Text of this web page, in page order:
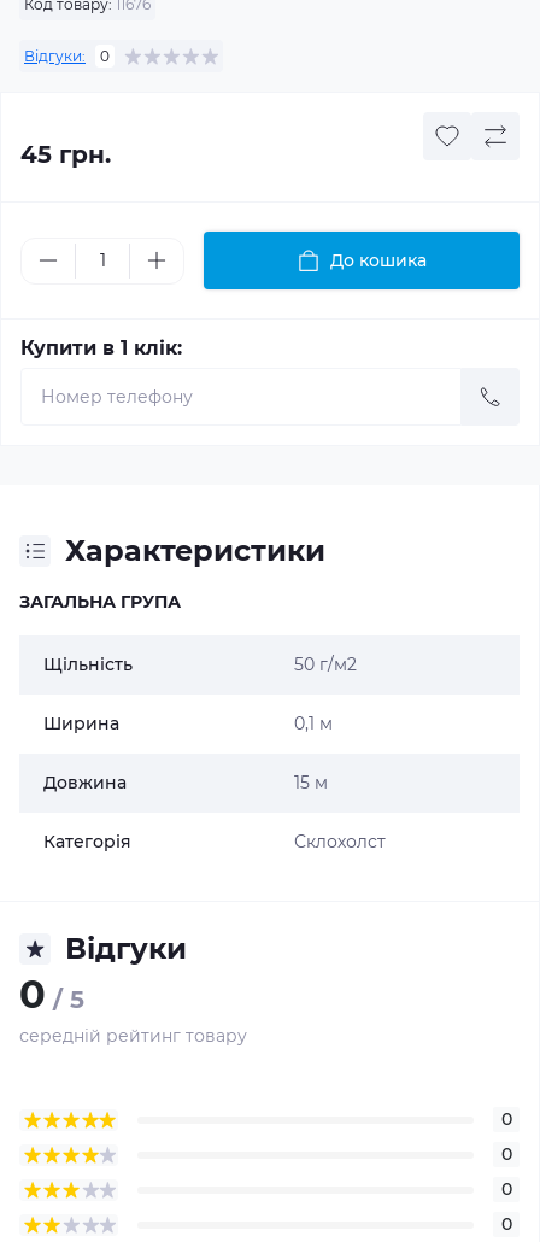
Код товару: 11676
Відгуки: 0
45 грн.
До кошика
Купити в 1 клік:
Характеристики
ЗАГАЛЬНА ГРУПА
Щільність 50 г/м2
Ширина 0,1 м
Довжина 15 м
Категорія Склохолст
Відгуки
0 / 5
середній рейтинг товару
0
0
0
0